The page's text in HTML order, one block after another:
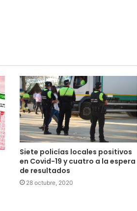
Siete policías locales positivos
en Covid-19 y cuatro a la espera
de resultados
28 octubre, 2020